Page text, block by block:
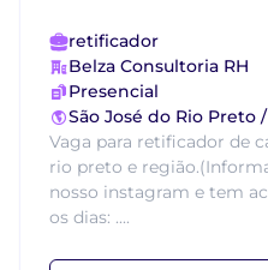
retificador
Belza Consultoria RH
Presencial
São José do Rio Preto
Vaga para retificador de
rio preto e
nosso instagram e tem
os dias: ....